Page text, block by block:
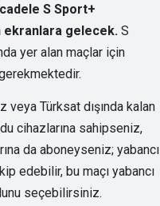
S Sport+
ekranlara gelecek. S
yer alan maçlar için
veya Türksat dışında kalan
cihazlarına sahipseniz,
da aboneyseniz; yabancı
edebilir, bu maçı yabancı
seçebilirsiniz.